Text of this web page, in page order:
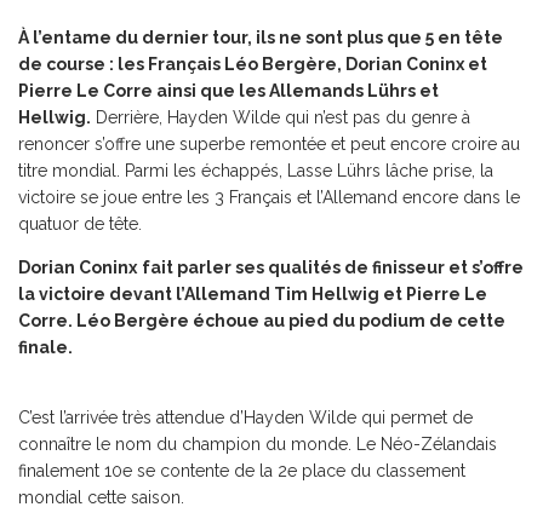
À l’entame du dernier tour, ils ne sont plus que 5 en tête
de course : les Français Léo Bergère, Dorian Coninx et
Pierre Le Corre ainsi que les Allemands Lührs et
Hellwig. Derrière, Hayden Wilde qui n’est pas du genre à
renoncer s’offre une superbe remontée et peut encore croire au
titre mondial. Parmi les échappés, Lasse Lührs lâche prise, la
victoire se joue entre les 3 Français et l’Allemand encore dans le
quatuor de tête.
Dorian Coninx fait parler ses qualités de finisseur et s’offre
la victoire devant l’Allemand Tim Hellwig et Pierre Le
Corre. Léo Bergère échoue au pied du podium de cette
finale.
C’est l’arrivée très attendue d’Hayden Wilde qui permet de
connaître le nom du champion du monde. Le Néo-Zélandais
finalement 10e se contente de la 2e place du classement
mondial cette saison.